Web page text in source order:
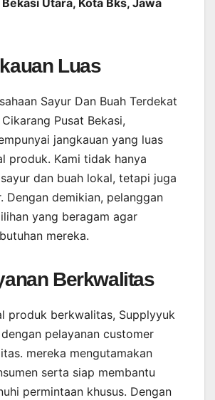
Utara, Kota Bks, Jawa
Luas
Sayur Dan Buah Terdekat
Pusat Bekasi,
jangkauan yang luas
produk. Kami tidak hanya
dan buah lokal, tetapi juga
Dengan demikian, pelanggan
yang beragam agar
mereka.
Berkwalitas
produk berkwalitas, Supplyyuk
pelayanan customer
mereka mengutamakan
serta siap membantu
permintaan khusus. Dengan